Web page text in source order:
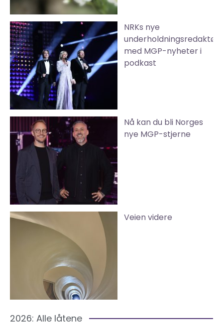
NRKs nye
underholdningsredaktør
med MGP-nyheter i
podkast
Nå kan du bli Norges
nye MGP-stjerne
Veien videre
2026: Alle låtene